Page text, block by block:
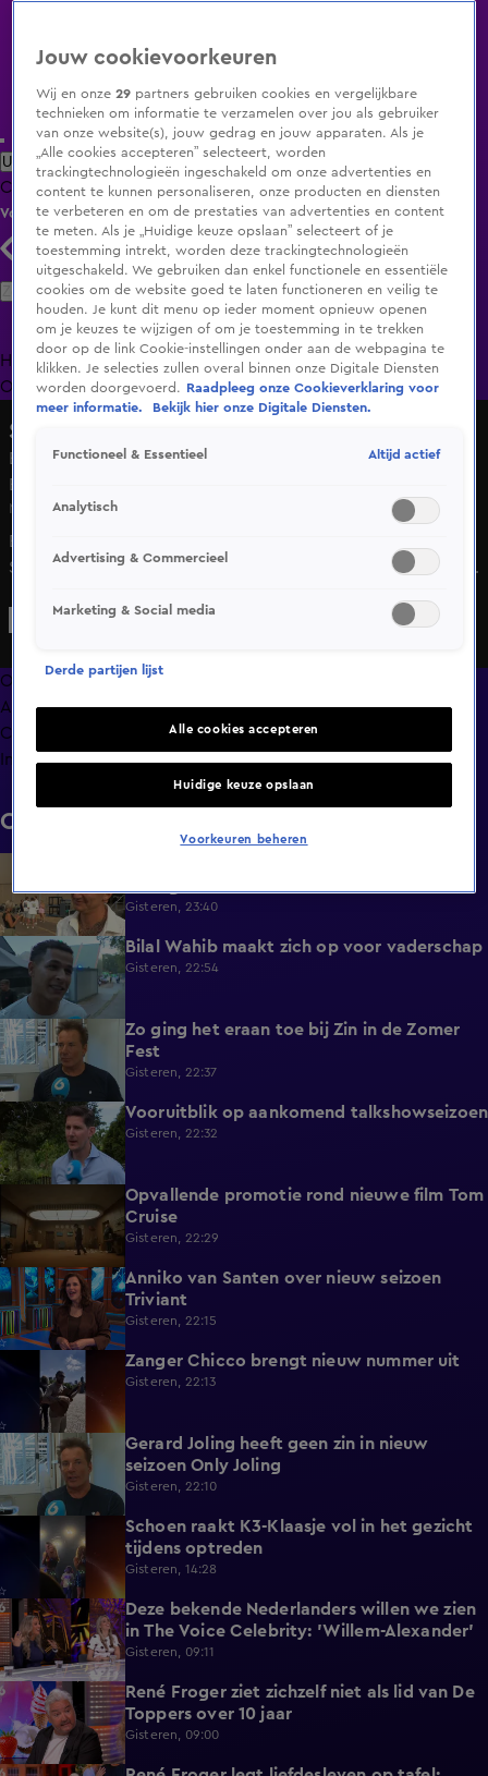
Uitzending Gemist Populaire programma's Zenders Genres
ClipsFilmsRadioSmart TV inlogShop
Volg KIJK
Zoeken
HomeUitzending Gemist Programma's De Bondgenoten
OranjezomerLivestreamsShop
Shownieuws
Eline de Ruig blikt terug op 'verrassende winnaar' van het
Eurovisie Songfestival
Ma 18 mei, 14:09
Entertainmentdeskundige Eline de Ruig was voor
Shownieuws aanwezig bij het Eurovisie Songfestival. Aan
over de winnaar van het grote evenement.
Overzicht
Afleveringen
Clips
Info
Clips
Gisteren, 23:40
0:47 Bilal Wahib maakt zich op voor vaderschap
Gisteren, 22:54
1:39
Zo ging het eraan toe bij Zin in de Zomer
Fest
Gisteren, 22:37
1:46 Vooruitblik op aankomend talkshowseizoen
Gisteren, 22:32
Opvallende promotie rond nieuwe film Tom
Cruise
Gisteren, 22:29
1:07
Anniko van Santen over nieuw seizoen
Triviant
Gisteren, 22:15
0:22 Zanger Chicco brengt nieuw nummer uit
Gisteren, 22:13
0:43
Gerard Joling heeft geen zin in nieuw
seizoen Only Joling
Gisteren, 22:10
0:30
Schoen raakt K3-Klaasje vol in het gezicht
tijdens optreden
Gisteren, 14:28
4:06
Deze bekende Nederlanders willen we zien
in The Voice Celebrity: 'Willem-Alexander'
Gisteren, 09:11
3:01
René Froger ziet zichzelf niet als lid van De
Toppers over 10 jaar
Gisteren, 09:00
Jouw cookievoorkeuren
Wij en onze29 partners gebruiken cookies en vergelijkbare
technieken om informatie te verzamelen over jou als gebruiker
van onze website(s), jouw gedrag en jouw apparaten. Als je
„Alle cookies accepteren” selecteert, worden
trackingtechnologieën ingeschakeld om onze advertenties en
content te kunnen personaliseren, onze producten en diensten
te verbeteren en om de prestaties van advertenties en content
te meten. Als je „Huidige keuze opslaan” selecteert of je
toestemming intrekt, worden deze trackingtechnologieën
uitgeschakeld. We gebruiken dan enkel functionele en essentiële
cookies om de website goed te laten functioneren en veilig te
houden. Je kunt dit menu op ieder moment opnieuw openen
om je keuzes te wijzigen of om je toestemming in te trekken
door op de link Cookie-instellingen onder aan de webpagina te
klikken. Je selecties zullen overal binnen onze Digitale Diensten
worden doorgevoerd.
Raadpleeg onze Cookieverklaring voor
meer informatie.
Bekijk hier onze Digitale Diensten.
Functioneel & Essentieel Altijd actief
Analytisch
Advertising & Commercieel
Marketing & Social media
Derde partijen lijst
Alle cookies accepteren
Huidige keuze opslaan
Voorkeuren beheren